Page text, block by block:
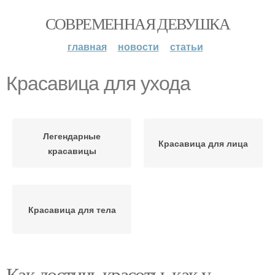
СОВРЕМЕННАЯ ДЕВУШКА
главная новости статьи
Красавица для ухода
Легендарные
красавицы
Красавица для лица
Красавица для тела